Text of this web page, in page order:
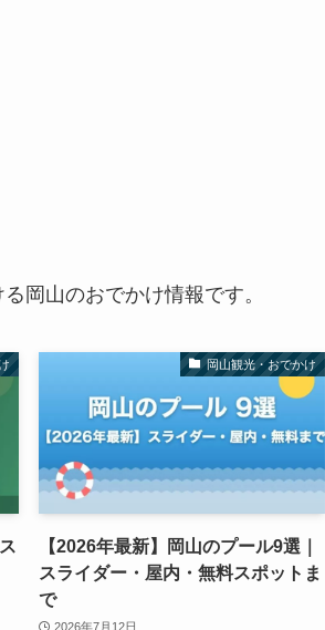
岡山のおでかけ情報です。
岡山観光・おでかけ
【2026年最新】岡山のプール9選｜
スライダー・屋内・無料スポットま
で
2026年7月12日